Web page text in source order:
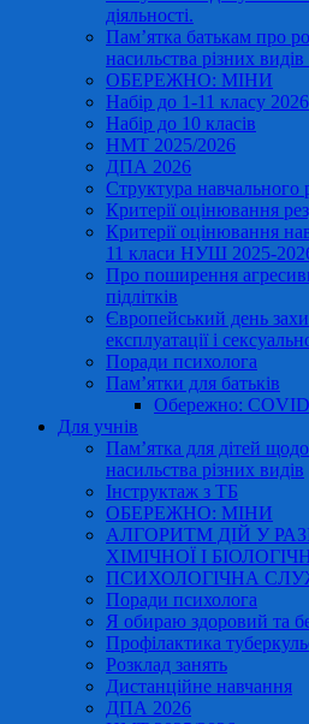
діяльності.
Пам’ятка батькам про
насильства різних
ОБЕРЕЖНО: МІНИ
Набір до 1-11 класу
Набір до 10 класів
НМТ 2025/2026
ДПА 2026
Структура навчального
Критерії оцінювання
Критерії оцінювання
11 класи НУШ 2025-
Про поширення
підлітків
Європейський день
експлуатації і
Поради психолога
Пам’ятки для батьків
Обережно:
Для учнів
Пам’ятка для дітей
насильства різних видів
Інструктаж з ТБ
ОБЕРЕЖНО: МІНИ
АЛГОРИТМ ДІЙ У
ХІМІЧНОЇ І
ПСИХОЛОГІЧНА
Поради психолога
Я обираю здоровий та
Профілактика
Розклад занять
Дистанційне навчання
ДПА 2026